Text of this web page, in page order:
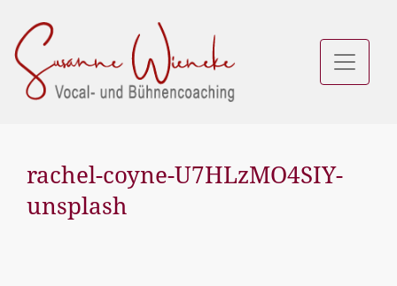
rachel-coyne-U7HLzMO4SIY-
unsplash